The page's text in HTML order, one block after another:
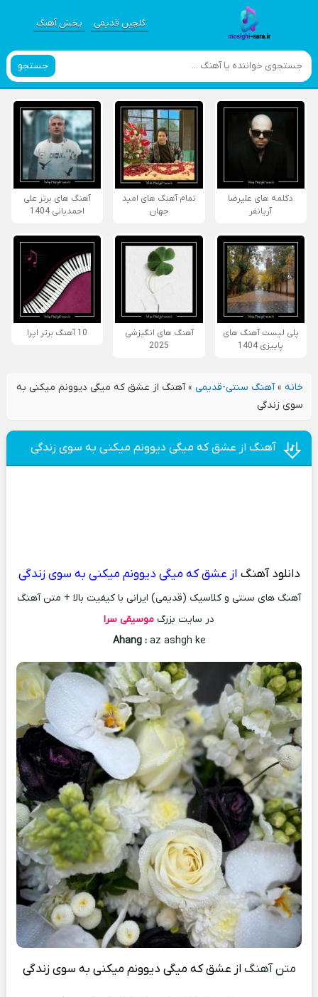
گلچین قدیمی پخش آهنگ
جستجو
دکلمه های علیرضا
آریانفر
تمام آهنگ های امید
جهان
آهنگ های برتر علی
احمدیانی 1404
پلی لیست آهنگ های
پاییزی 1404
آهنگ های انگیزشی
2025
10 آهنگ برتر اپرا
خانه»آهنگ سنتی-قدیمی»آهنگ از عشق که میگی دیوونم میکنی به
سوی زندگی
آهنگ از عشق که میگی دیوونم میکنی به سوی زندگی
دانلود آهنگ از عشق که میگی دیوونم میکنی به سوی زندگی
آهنگ های سنتی و کلاسیک (قدیمی) ایرانی با کیفیت بالا + متن آهنگ
در سایت بزرگ موسیقی سرا
Ahang :az ashgh ke
متن آهنگ از عشق که میگی دیوونم میکنی به سوی زندگی